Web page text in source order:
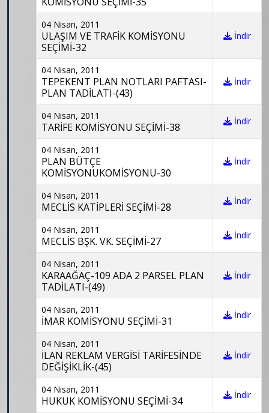
04 Nisan, 2011
ULAŞIM VE TRAFİK KOMİSYONU
SEÇİMİ-32
İndir
04 Nisan, 2011
TEPEKENT PLAN NOTLARI PAFTASI-
PLAN TADİLATI-(43)
İndir
04 Nisan, 2011
TARİFE KOMİSYONU SEÇİMİ-38 İndir
04 Nisan, 2011
PLAN BÜTÇE
KOMİSYONUKOMİSYONU-30
İndir
04 Nisan, 2011
MECLİS KATİPLERİ SEÇİMİ-28 İndir
04 Nisan, 2011
MECLİS BŞK. VK. SEÇİMİ-27 İndir
04 Nisan, 2011
KARAAĞAÇ-109 ADA 2 PARSEL PLAN
TADİLATI-(49)
İndir
04 Nisan, 2011
İMAR KOMİSYONU SEÇİMİ-31 İndir
04 Nisan, 2011
İLAN REKLAM VERGİSİ TARİFESİNDE
DEĞİŞİKLİK-(45)
İndir
04 Nisan, 2011
HUKUK KOMİSYONU SEÇİMİ-34 İndir